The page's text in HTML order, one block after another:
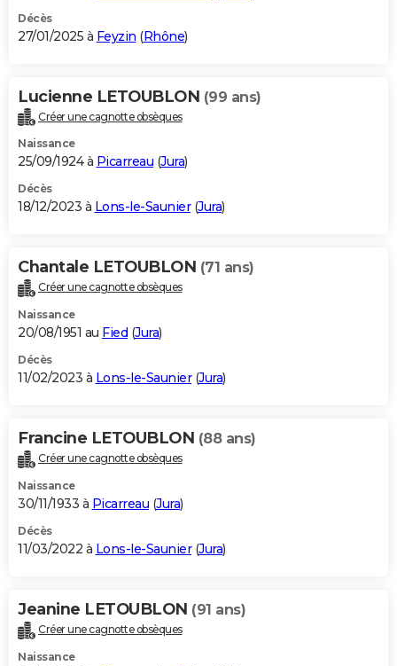
Décès
27/01/2025 à Feyzin (Rhône)
Lucienne LETOUBLON (99 ans)
Créer une cagnotte obsèques
Naissance
25/09/1924 à Picarreau (Jura)
Décès
18/12/2023 à Lons-le-Saunier(Jura)
Chantale LETOUBLON (71 ans)
Créer une cagnotte obsèques
Naissance
20/08/1951 au Fied (Jura)
Décès
11/02/2023 à Lons-le-Saunier(Jura)
Francine LETOUBLON (88 ans)
Créer une cagnotte obsèques
Naissance
30/11/1933 à Picarreau (Jura)
Décès
11/03/2022 à Lons-le-Saunier(Jura)
Jeanine LETOUBLON (91 ans)
Créer une cagnotte obsèques
Naissance